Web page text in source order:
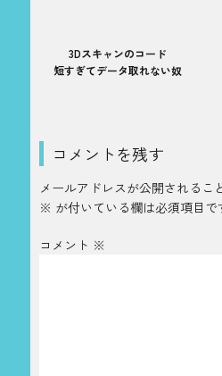
3Dスキャンのコード
短すぎてデータ取れない奴
コメントを残す
メールアドレスが公開されるこ
※ が付いている欄は必須項目で
コメント ※